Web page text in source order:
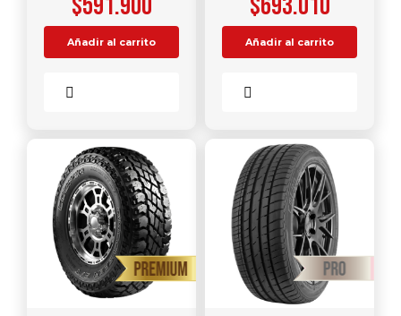
$591.900
Añadir al carrito
$693.010
Añadir al carrito